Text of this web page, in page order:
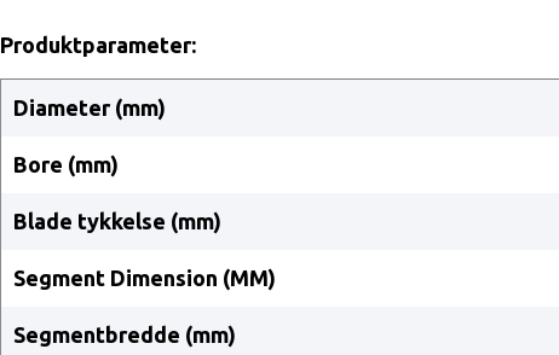
Produktparameter:
Diameter (mm)
Bore (mm)
Blade tykkelse (mm)
Segment Dimension (MM)
Segmentbredde (mm)